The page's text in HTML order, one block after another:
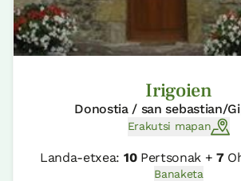
Irigoien
Donostia / san sebastian/
Erakutsi mapan
Landa-etxea: 10Pertsonak +7
Banaketa